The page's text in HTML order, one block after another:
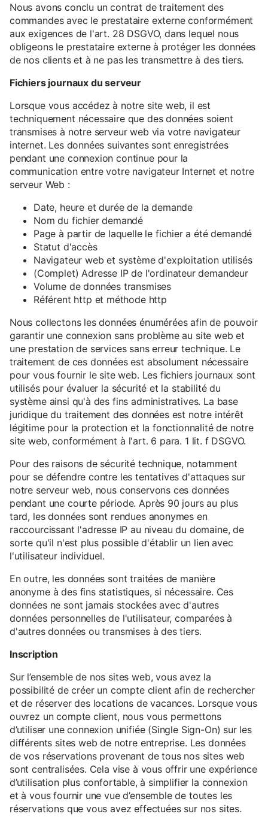
Nous avons conclu un contrat de traitement des
commandes avec le prestataire externe conformément
aux exigences de l'art. 28 DSGVO, dans lequel nous
obligeons le prestataire externe à protéger les données
de nos clients et à ne pas les transmettre à des tiers.
Fichiers journaux du serveur
Lorsque vous accédez à notre site web, il est
techniquement nécessaire que des données soient
transmises à notre serveur web via votre navigateur
internet. Les données suivantes sont enregistrées
pendant une connexion continue pour la
communication entre votre navigateur Internet et notre
serveur Web :
Date, heure et durée de la demande
Nom du fichier demandé
Page à partir de laquelle le fichier a été demandé
Statut d'accès
Navigateur web et système d'exploitation utilisés
(Complet) Adresse IP de l'ordinateur demandeur
Volume de données transmises
Référent http et méthode http
Nous collectons les données énumérées afin de pouvoir
garantir une connexion sans problème au site web et
une prestation de services sans erreur technique. Le
traitement de ces données est absolument nécessaire
pour vous fournir le site web. Les fichiers journaux sont
utilisés pour évaluer la sécurité et la stabilité du
système ainsi qu'à des fins administratives. La base
juridique du traitement des données est notre intérêt
légitime pour la protection et la fonctionnalité de notre
site web, conformément à l'art. 6 para. 1 lit. f DSGVO.
Pour des raisons de sécurité technique, notamment
pour se défendre contre les tentatives d'attaques sur
notre serveur web, nous conservons ces données
pendant une courte période. Après 90 jours au plus
tard, les données sont rendues anonymes en
raccourcissant l'adresse IP au niveau du domaine, de
sorte qu'il n'est plus possible d'établir un lien avec
l'utilisateur individuel.
En outre, les données sont traitées de manière
anonyme à des fins statistiques, si nécessaire. Ces
données ne sont jamais stockées avec d'autres
données personnelles de l'utilisateur, comparées à
d'autres données ou transmises à des tiers.
Inscription
Sur l’ensemble de nos sites web, vous avez la
possibilité de créer un compte client afin de rechercher
et de réserver des locations de vacances. Lorsque vous
ouvrez un compte client, nous vous permettons
d’utiliser une connexion unifiée (Single Sign-On) sur les
différents sites web de notre entreprise. Les données
de vos réservations provenant de tous nos sites web
sont centralisées. Cela vise à vous offrir une expérience
d’utilisation plus confortable, à simplifier la connexion
et à vous fournir une vue d’ensemble de toutes les
réservations que vous avez effectuées sur nos sites.